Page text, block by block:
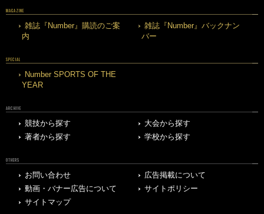
MAGAZINE
雑誌『Number』購読のご案
内
雑誌『Number』バックナン
バー
SPECIAL
Number SPORTS OF THE
YEAR
ARCHIVE
競技から探す
大会から探す
著者から探す
学校から探す
OTHERS
お問い合わせ
広告掲載について
動画・バナー広告について
サイトポリシー
サイトマップ